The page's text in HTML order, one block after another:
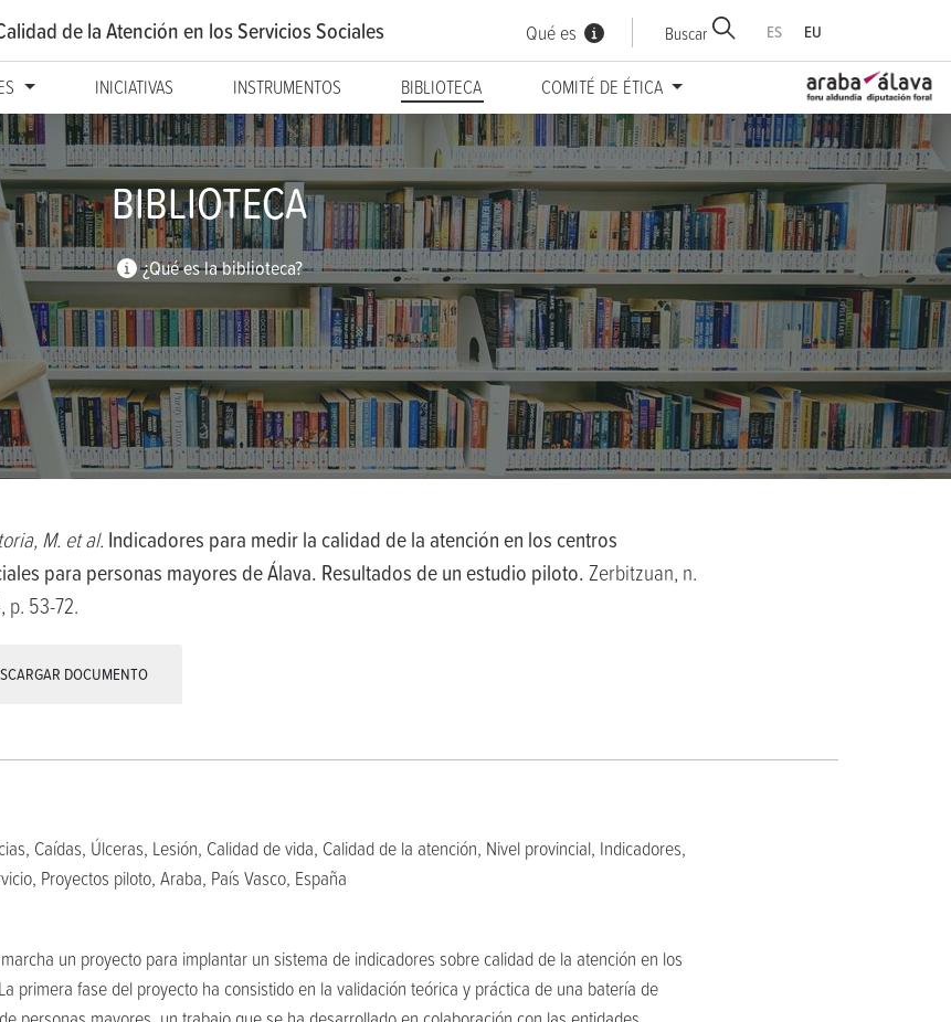
de la Atenciónen los Servicios Sociales Qué es Buscar ES EU
INICIATIVAS INSTRUMENTOS BIBLIOTECA COMITÉ DE ÉTICA
BIBLIOTECA
¿Qué es la biblioteca?
M. et al.Indicadores para medir la calidad de la atención en los centros
para personas mayores de Álava. Resultados de un estudio piloto.Zerbitzuan, n.
p. 53-72.
DOCUMENTO
Caídas, Úlceras, Lesión, Calidad de vida, Calidad de la atención, Nivel provincial, Indicadores,
Proyectos piloto, Araba, País Vasco, España
un proyecto para implantar un sistema de indicadores sobre calidad de la atención en los
primera fase del proyecto ha consistido en la validación teórica y práctica de una batería de